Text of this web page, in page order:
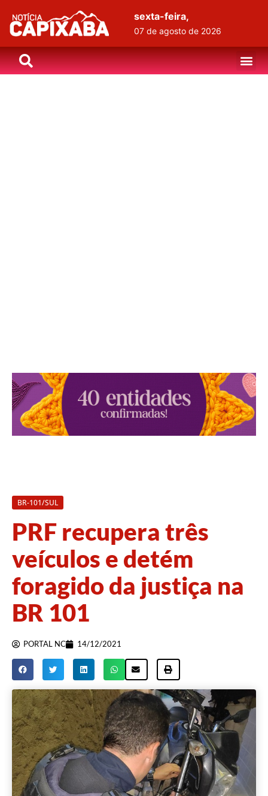
sexta-feira,
07 de agosto de 2026
BR-101/SUL
PRF recupera três
veículos e detém
foragido da justiça na
BR 101
PORTAL NC 14/12/2021